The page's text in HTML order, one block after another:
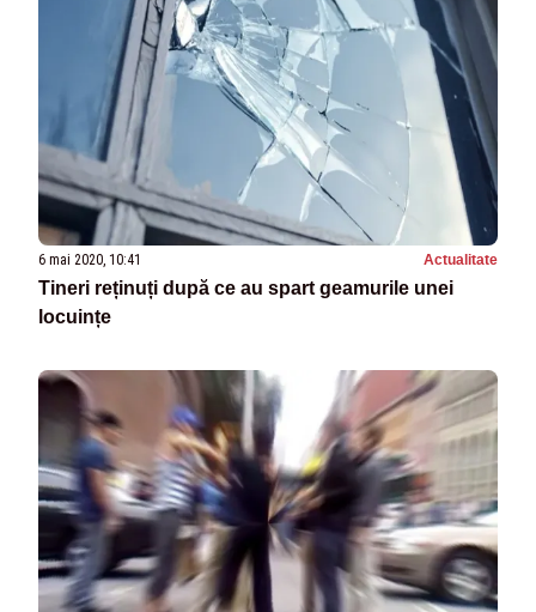
6 mai 2020, 10:41 Actualitate
Tineri reținuți după ce au spart geamurile unei
locuințe